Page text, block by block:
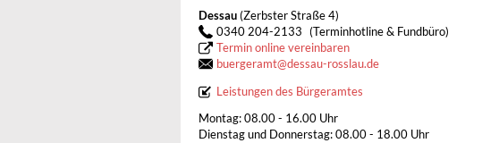
Dessau (Zerbster Straße 4)
0340 204-2133 (Terminhotline & Fundbüro)
Termin online vereinbaren
buergeramt@dessau-rosslau.de
Leistungen des Bürgeramtes
Montag: 08.00 - 16.00 Uhr
Dienstag und Donnerstag: 08.00 - 18.00 Uhr